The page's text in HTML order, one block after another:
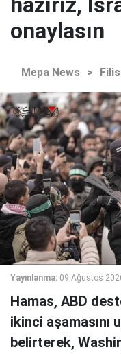
onaylasın
Mepa News >
Yayınlanma: 09 Ağustos
Hamas, ABD
ikinci aşamasını
belirterek,